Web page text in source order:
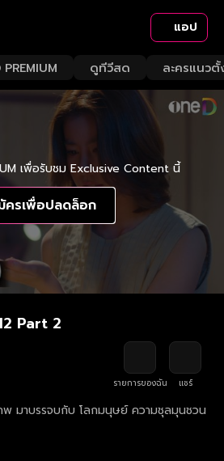
แอป
ดูทีวีสด ละครแนวตั้
เพื่อรับชม Exclusive Content นี้
ครเพื่อปลดล็อก
Part 2
รายการของฉัน
แชร์
พ มาบรรจบกับ โลกมนุษย์ ความชุลมุนชวน